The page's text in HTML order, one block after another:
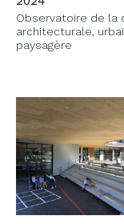
Observatoire de la
architecturale,
paysagère